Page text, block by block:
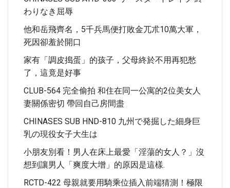
わりなき屈辱
他和岳飛齊名，5千兵馬便打敗金兀朮10萬大軍，
死因卻羞於開口
家有「調皮搗蛋」的孩子，父母終於不用再犯愁
了，這竟是好事
CLUB-564 完全偷拍 和住在同一公寓的2位美女人
妻關係密切 帶回自己房間盡
CHINASES SUB HND-810 九州で発掘した細身巨
乳の現役女子大生は
小朋友別看！男人在床上最愛「淫蕩的女人？」沒
想到讓男人「爽度大增」的原因是這樣.
RCTD-422 母親就要用騎乘位插入前端猜測！極限